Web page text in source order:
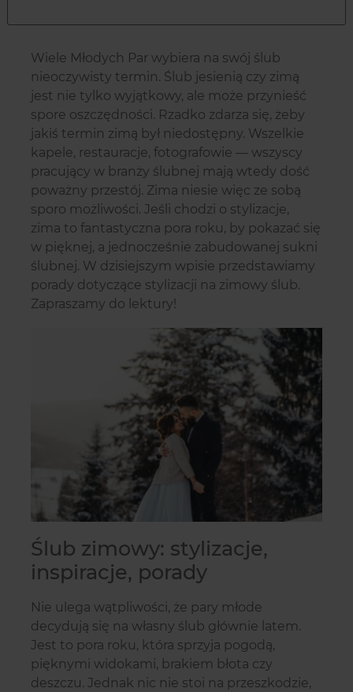
Wiele Młodych Par wybiera na swój ślub
nieoczywisty termin. Ślub jesienią czy zimą
jest nie tylko wyjątkowy, ale może przynieść
spore oszczędności. Rzadko zdarza się, żeby
jakiś termin zimą był niedostępny. Wszelkie
kapele, restauracje, fotografowie — wszyscy
pracujący w branży ślubnej mają wtedy dość
poważny przestój. Zima niesie więc ze sobą
sporo możliwości. Jeśli chodzi o stylizacje,
zima to fantastyczna pora roku, by pokazać się
w pięknej, a jednocześnie zabudowanej sukni
ślubnej. W dzisiejszym wpisie przedstawiamy
porady dotyczące stylizacji na zimowy ślub.
Zapraszamy do lektury!
Ślub zimowy: stylizacje,
inspiracje, porady
Nie ulega wątpliwości, że pary młode
decydują się na własny ślub głównie latem.
Jest to pora roku, która sprzyja pogodą,
pięknymi widokami, brakiem błota czy
deszczu. Jednak nic nie stoi na przeszkodzie,